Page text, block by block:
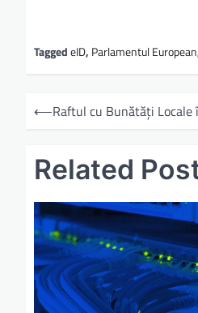
TaggedeID, Parlamentul European
⟵Raftul cu Bunătăți
Related